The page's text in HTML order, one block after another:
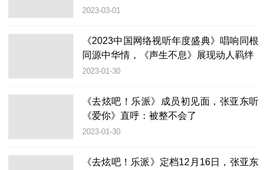
2023-03-01
《2023中国网络视听年度盛典》唱响同根
同源中华情，《声生不息》展现动人羁绊
2023-01-30
《去炫吧！乐派》成员初见面，张亚东听
《爱你》直呼：被整不会了
2023-01-30
《去炫吧！乐派》定档12月16日，张亚东